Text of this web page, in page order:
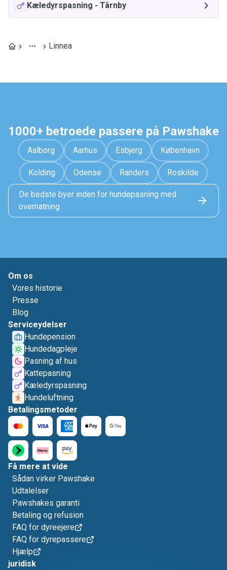
Kæledyrspasning - Tårnby
Linnea
1000+ betroede passere på Pawshake
Aalborg Aarhus Esbjerg København
Kolding Odense Randers Roskilde
De bedste byer inden for hundepasning med
overnatning
Om os
Vores historie
Presse
Blog
Serviceydelser
Hundepension
Hundedagpleje
Pasning af hus
Kattepasning
Kæledyrspasning
Hundeluftning
Betalingsmetoder
Få mere at vide
Sådan virker Pawshake
Udtalelser
Pawshakes garanti
Betaling og refusion
FAQ for dyreejere
FAQ for dyrepassere
Hjælp
juridisk